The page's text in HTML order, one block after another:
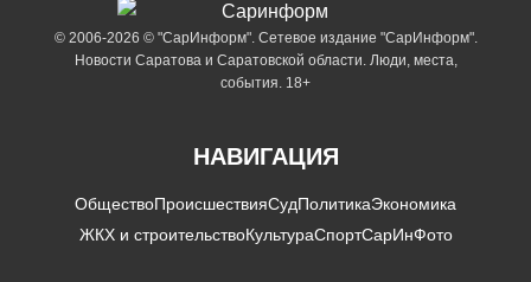
© 2006-2026 © "СарИнформ". Сетевое издание "СарИнформ".
Новости Саратова и Саратовской области. Люди, места,
события. 18+
НАВИГАЦИЯ
ОбществоПроисшествияСудПолитикаЭкономика
ЖКХ и строительствоКультураСпортСарИнФото